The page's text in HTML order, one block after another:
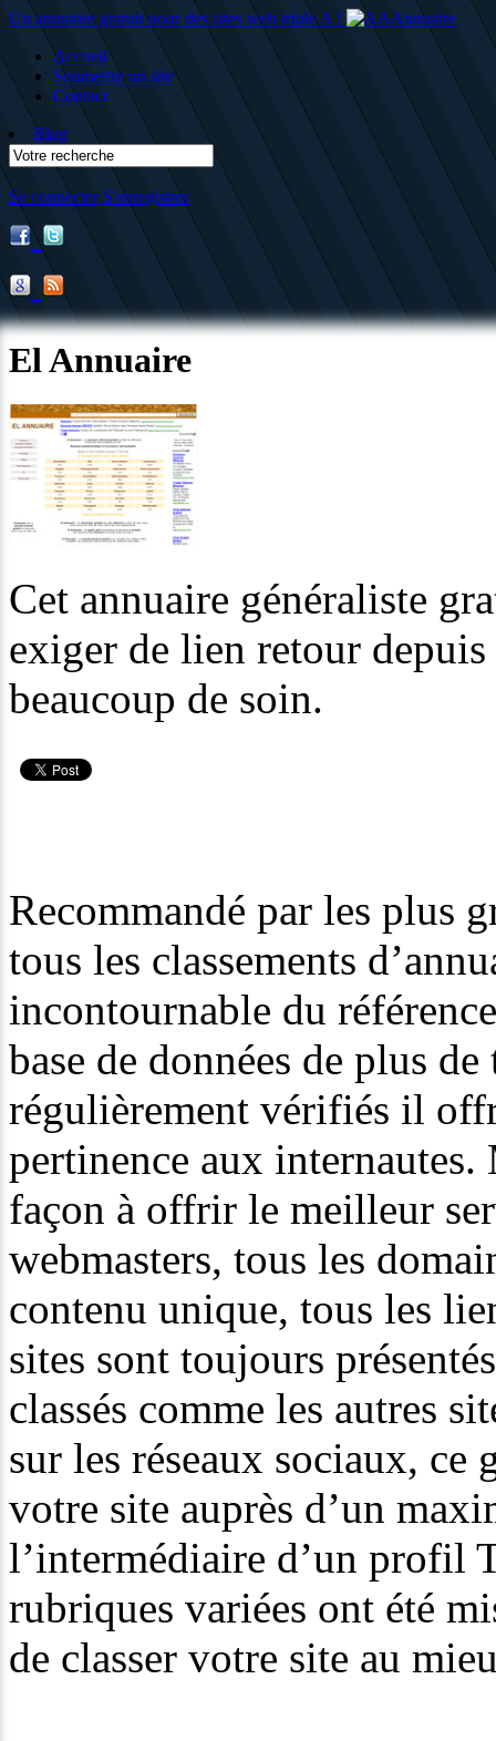
Un annuaire gratuit pour des sites web triple A !
Accueil
Soumettre un site
Contact
Blog
Se connecter S'enregistrer
El Annuaire
Cet annuaire généraliste
exiger de lien retour depuis
beaucoup de soin.
Recommandé par les plus
tous les classements
incontournable du
base de données de plus
régulièrement vérifiés il
pertinence aux
façon à offrir le meilleur
webmasters, tous les
contenu unique, tous les
sites sont toujours
classés comme les autres
sur les réseaux sociaux,
votre site auprès d’un
l’intermédiaire d’un profil
rubriques variées ont été
de classer votre site au